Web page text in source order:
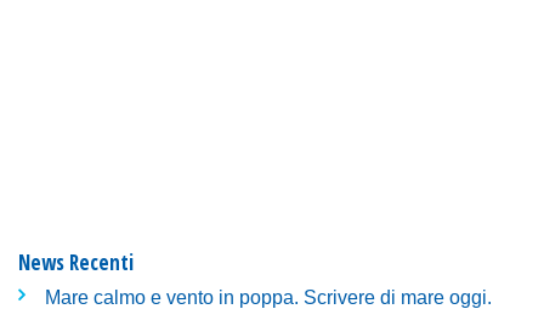
News Recenti
Mare calmo e vento in poppa. Scrivere di mare oggi.